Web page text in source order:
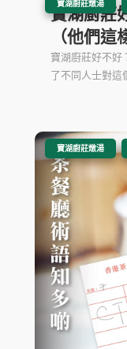
寶湖廚莊
（他們這
寶湖廚莊燉湯
寶湖廚莊好不好
了不同人士對這
寶湖廚莊燉湯